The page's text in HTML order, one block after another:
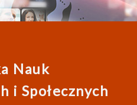
Nauk
i Społecznych